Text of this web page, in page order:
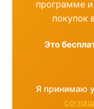
программе и
покупок
Это
Я принимаю